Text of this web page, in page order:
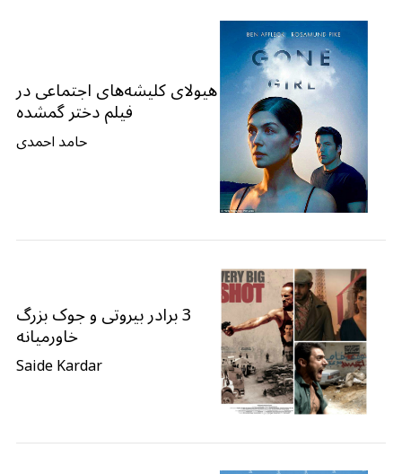
هیولای کلیشه‌های اجتماعی در
فیلم دختر گمشده
حامد احمدی
3 برادر بیروتی و جوک بزرگ
خاورمیانه
Saide Kardar